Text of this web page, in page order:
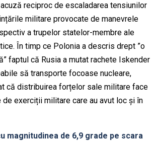
reciproc de escaladarea tensiunilor
militare provocate de manevrele
a trupelor statelor-membre ale
În timp ce Polonia a descris drept ”o
faptul că Rusia a mutat rachete Iskender
să transporte focoase nucleare,
că distribuirea forțelor sale militare face
exerciții militare care au avut loc și în
magnitudinea de 6,9 grade pe scara